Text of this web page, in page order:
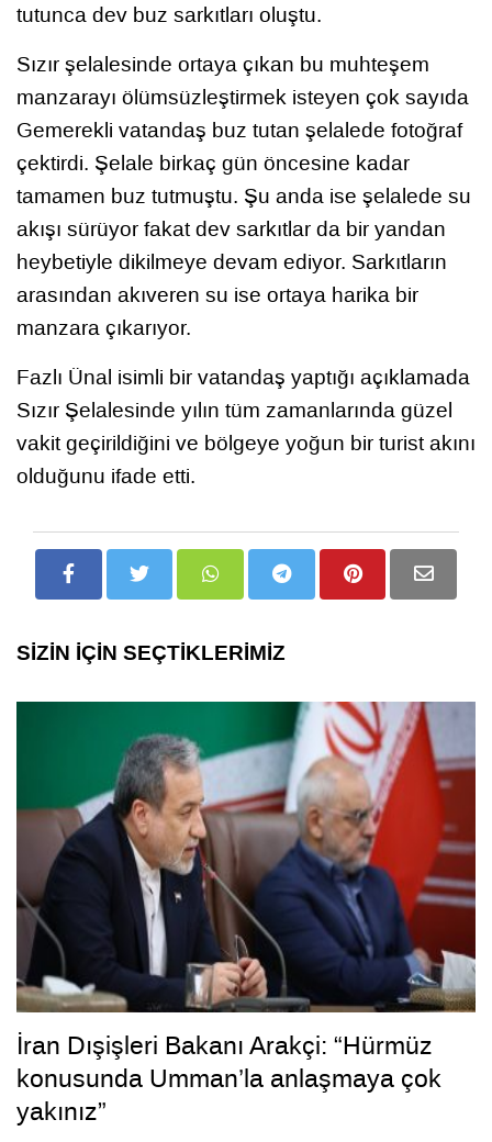
tutunca dev buz sarkıtları oluştu.
Sızır şelalesinde ortaya çıkan bu muhteşem
manzarayı ölümsüzleştirmek isteyen çok sayıda
Gemerekli vatandaş buz tutan şelalede fotoğraf
çektirdi. Şelale birkaç gün öncesine kadar
tamamen buz tutmuştu. Şu anda ise şelalede su
akışı sürüyor fakat dev sarkıtlar da bir yandan
heybetiyle dikilmeye devam ediyor. Sarkıtların
arasından akıveren su ise ortaya harika bir
manzara çıkarıyor.
Fazlı Ünal isimli bir vatandaş yaptığı açıklamada
Sızır Şelalesinde yılın tüm zamanlarında güzel
vakit geçirildiğini ve bölgeye yoğun bir turist akını
olduğunu ifade etti.
SİZİN İÇİN SEÇTİKLERİMİZ
İran Dışişleri Bakanı Arakçi: “Hürmüz
konusunda Umman’la anlaşmaya çok
yakınız”